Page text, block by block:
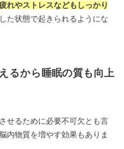
れやストレスなどもしっかり
た状態で起きられるようにな
るから睡眠の質も向上
せるために必要不可欠とも言
内物質を増やす効果もありま